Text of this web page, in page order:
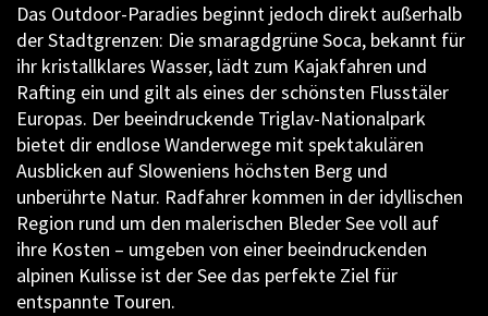
Das Outdoor-Paradies beginnt jedoch direkt außerhalb
der Stadtgrenzen: Die smaragdgrüne Soca, bekannt für
ihr kristallklares Wasser, lädt zum Kajakfahren und
Rafting ein und gilt als eines der schönsten Flusstäler
Europas. Der beeindruckende Triglav-Nationalpark
bietet dir endlose Wanderwege mit spektakulären
Ausblicken auf Sloweniens höchsten Berg und
unberührte Natur. Radfahrer kommen in der idyllischen
Region rund um den malerischen Bleder See voll auf
ihre Kosten – umgeben von einer beeindruckenden
alpinen Kulisse ist der See das perfekte Ziel für
entspannte Touren.